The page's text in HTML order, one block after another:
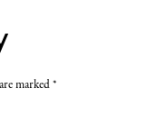
marked *